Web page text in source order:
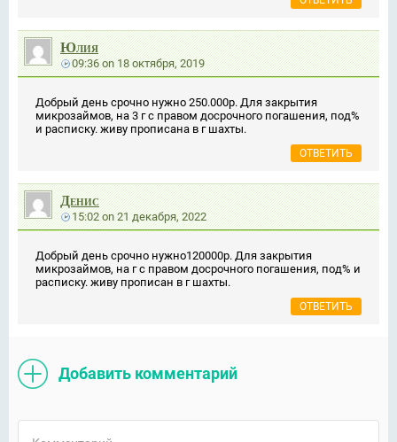
Юлия
09:36on18 октября, 2019
Добрый день срочно нужно 250.000р. Для закрытия
микрозаймов, на 3 г с правом досрочного погашения, под%
и расписку. живу прописана в г шахты.
ОТВЕТИТЬ
Денис
15:02on21 декабря, 2022
Добрый день срочно нужно120000р. Для закрытия
микрозаймов, на г с правом досрочного погашения, под% и
расписку. живу прописан в г шахты.
ОТВЕТИТЬ
Добавить комментарий